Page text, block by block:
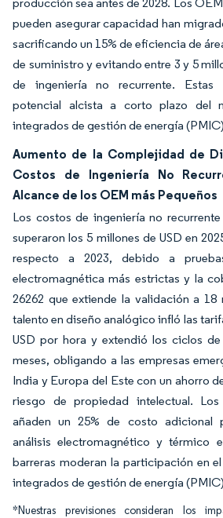
pueden asegurar capacidad han
sacrificando un 15% de eficiencia de
de suministro y evitando entre 3 y 5
de ingeniería no recurrente. Estas
potencial alcista a corto plazo del
integrados de gestión de energía
Aumento de la Complejidad de
Costos de Ingeniería No
Alcance de los OEM más Pequeños
Los costos de ingeniería no
superaron los 5 millones de USD en
respecto a 2023, debido a
electromagnética más estrictas y la
26262 que extiende la validación a 18
talento en diseño analógico infló las
USD por hora y extendió los ciclos
meses, obligando a las empresas
India y Europa del Este con un ahorro
riesgo de propiedad intelectual.
añaden un 25% de costo adicional
análisis electromagnético y térmico
barreras moderan la participación en
integrados de gestión de energía
*Nuestras previsiones consideran los